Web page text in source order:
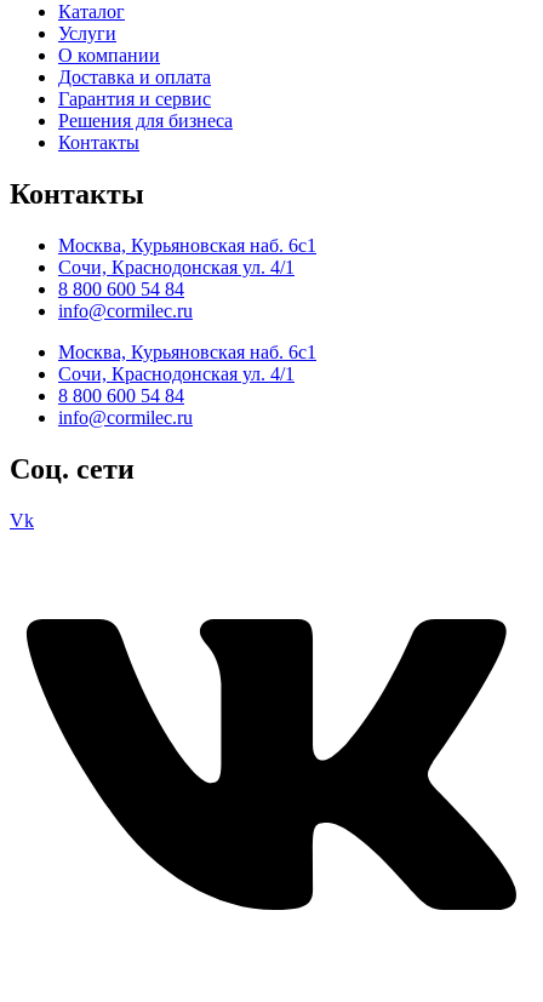
Каталог
Услуги
О компании
Доставка и оплата
Гарантия и сервис
Решения для бизнеса
Контакты
Контакты
Москва, Курьяновская наб. 6с1
Сочи, Краснодонская ул. 4/1
8 800 600 54 84
info@cormilec.ru
Москва, Курьяновская наб. 6с1
Сочи, Краснодонская ул. 4/1
8 800 600 54 84
info@cormilec.ru
Соц. сети
Vk